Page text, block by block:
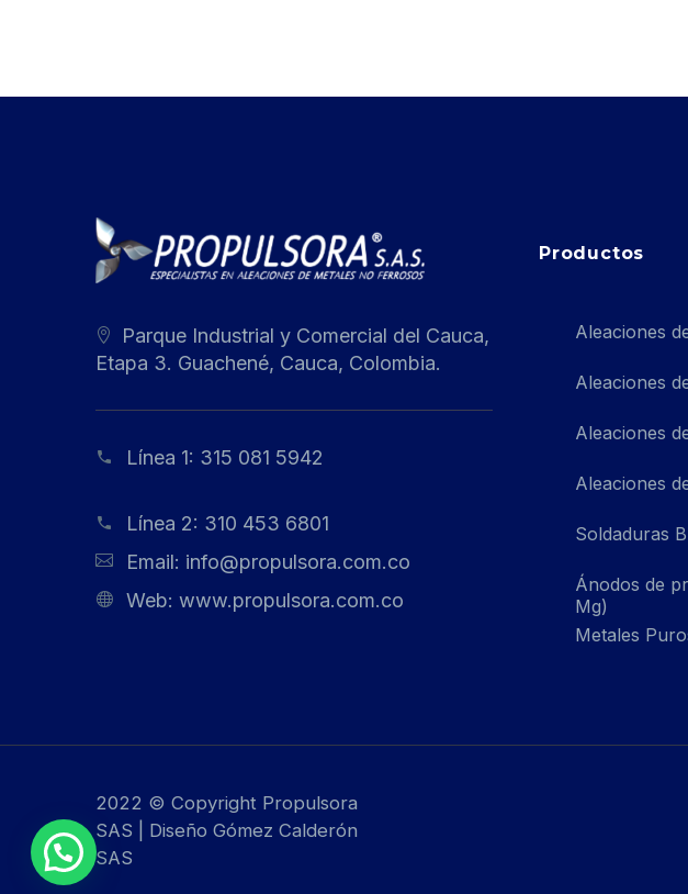
Parque Industrial y Comercial del Cauca,
Etapa 3. Guachené, Cauca, Colombia.
Línea 1: 315 081 5942
Línea 2: 310 453 6801
Email: info@propulsora.com.co
Web: www.propulsora.com.co
Productos
Aleaciones
Aleaciones
Aleaciones
Aleaciones
Soldaduras
Ánodos de
Mg)
Metales
2022 © Copyright Propulsora
SAS | Diseño Gómez Calderón
SAS